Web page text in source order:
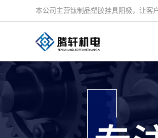
本公司主营钛制品塑胶挂具阳极，让客